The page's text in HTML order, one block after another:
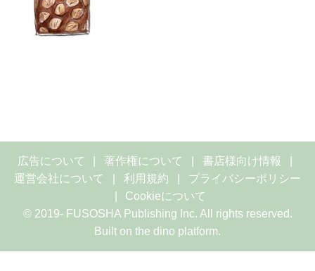
広告について 著作権について
書店様向け情報
運営会社について
利用規約
プライバシーポリシー
Cookieについて
© 2019- FUSOSHA Publishing Inc. All rights reserved.
Built on the dino platform.